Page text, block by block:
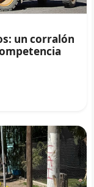
un corralón